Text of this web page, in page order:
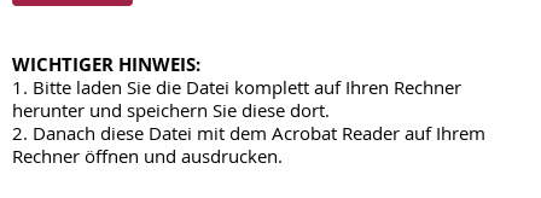
WICHTIGER HINWEIS:
1. Bitte laden Sie die Datei komplett auf Ihren Rechner
herunter und speichern Sie diese dort.
2. Danach diese Datei mit dem Acrobat Reader auf Ihrem
Rechner öffnen und ausdrucken.